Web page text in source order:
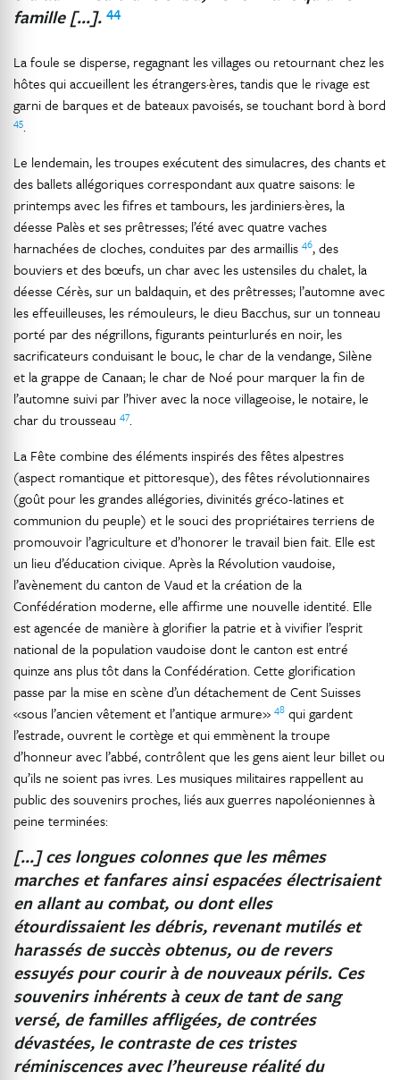
famille […]. 44
La foule se disperse, regagnant les villages ou retournant chez les
hôtes qui accueillent les étrangers·ères, tandis que le rivage est
garni de barques et de bateaux pavoisés, se touchant bord à bord
45.
Le lendemain, les troupes exécutent des simulacres, des chants et
des ballets allégoriques correspondant aux quatre saisons: le
printemps avec les fifres et tambours, les jardiniers·ères, la
déesse Palès et ses prêtresses; l’été avec quatre vaches
harnachées de cloches, conduites par des armaillis 46, des
bouviers et des bœufs, un char avec les ustensiles du chalet, la
déesse Cérès, sur un baldaquin, et des prêtresses; l’automne avec
les effeuilleuses, les rémouleurs, le dieu Bacchus, sur un tonneau
porté par des négrillons, figurants peinturlurés en noir, les
sacrificateurs conduisant le bouc, le char de la vendange, Silène
et la grappe de Canaan; le char de Noé pour marquer la fin de
l’automne suivi par l’hiver avec la noce villageoise, le notaire, le
char du trousseau 47.
La Fête combine des éléments inspirés des fêtes alpestres
(aspect romantique et pittoresque), des fêtes révolutionnaires
(goût pour les grandes allégories, divinités gréco-latines et
communion du peuple) et le souci des propriétaires terriens de
promouvoir l’agriculture et d’honorer le travail bien fait. Elle est
un lieu d’éducation civique. Après la Révolution vaudoise,
l’avènement du canton de Vaud et la création de la
Confédération moderne, elle affirme une nouvelle identité. Elle
est agencée de manière à glorifier la patrie et à vivifier l’esprit
national de la population vaudoise dont le canton est entré
quinze ans plus tôt dans la Confédération. Cette glorification
passe par la mise en scène d’un détachement de Cent Suisses
«sous l’ancien vêtement et l’antique armure» 48 qui gardent
l’estrade, ouvrent le cortège et qui emmènent la troupe
d’honneur avec l’abbé, contrôlent que les gens aient leur billet ou
qu’ils ne soient pas ivres. Les musiques militaires rappellent au
public des souvenirs proches, liés aux guerres napoléoniennes à
peine terminées:
[…] ces longues colonnes que les mêmes
marches et fanfares ainsi espacées électrisaient
en allant au combat, ou dont elles
étourdissaient les débris, revenant mutilés et
harassés de succès obtenus, ou de revers
essuyés pour courir à de nouveaux périls. Ces
souvenirs inhérents à ceux de tant de sang
versé, de familles affligées, de contrées
dévastées, le contraste de ces tristes
réminiscences avec l’heureuse réalité du